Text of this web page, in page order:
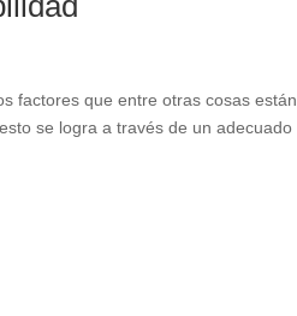
factores que entre otras cosas están
se logra a través de un adecuado